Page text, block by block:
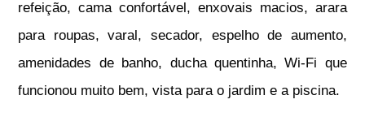
refeição, cama confortável, enxovais macios, arara
para roupas, varal, secador, espelho de aumento,
amenidades de banho, ducha quentinha, Wi-Fi que
funcionou muito bem, vista para o jardim e a piscina.